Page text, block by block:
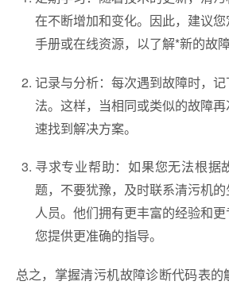
在不断增加和变化。因此，建议
手册或在线资源，以了解*新的故
记录与分析：每次遇到故障时，
法。这样，当相同或类似的故障
速找到解决方案。
寻求专业帮助：如果您无法根据
题，不要犹豫，及时联系清污机
人员。他们拥有更丰富的经验和
您提供更准确的指导。
总之，掌握清污机故障诊断代码表